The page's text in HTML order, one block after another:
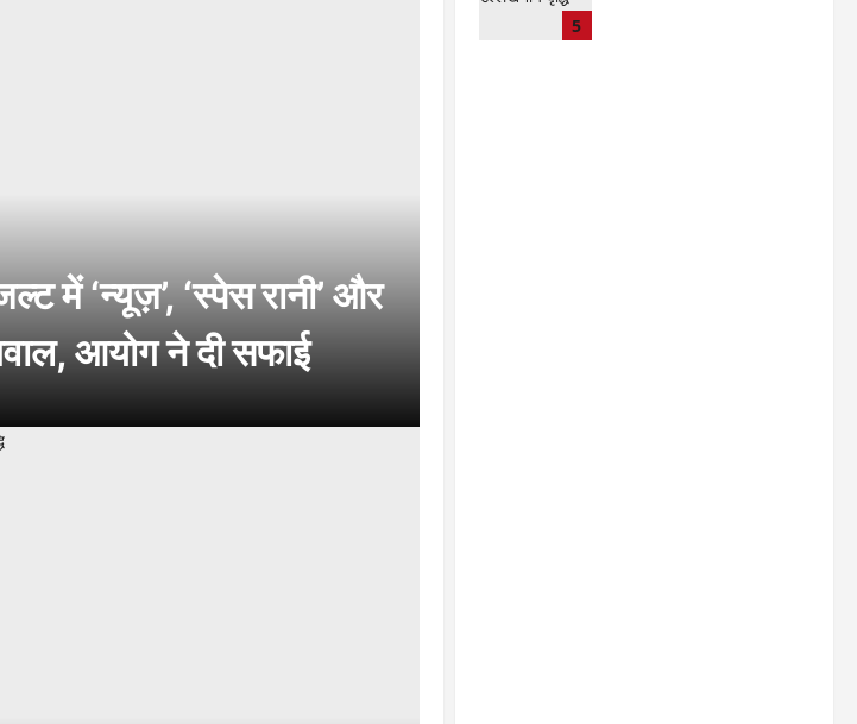
में ‘न्यूज़’, ‘स्पेस रानी’ और
आयोग ने दी सफाई
5